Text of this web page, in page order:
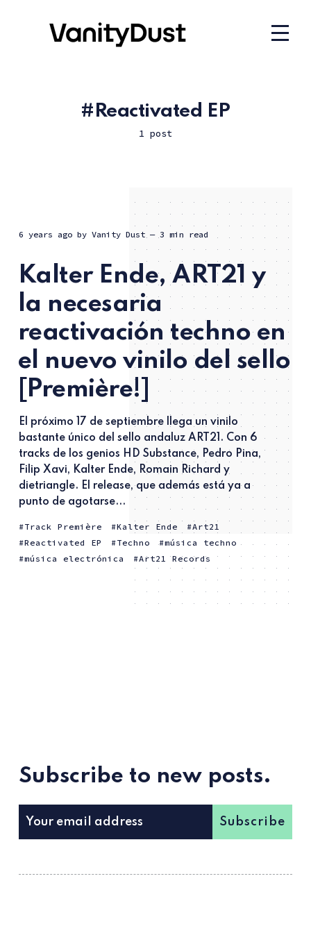
Reactivated EP
1 post
6 years agoby Vanity Dust — 3 min read
Kalter Ende, ART21 y
la necesaria
reactivación techno en
el nuevo vinilo del sello
[Première!]
El próximo 17 de septiembre llega un vinilo
bastante único del sello andaluz ART21. Con 6
tracks de los genios HD Substance, Pedro Pina,
Filip Xavi, Kalter Ende, Romain Richard y
dietriangle. El release, que además está ya a
punto de agotarse...
Track Première Kalter Ende
Art21
Reactivated EP
Techno
música techno
música electrónica
Art21 Records
Subscribe to new posts.
Subscribe